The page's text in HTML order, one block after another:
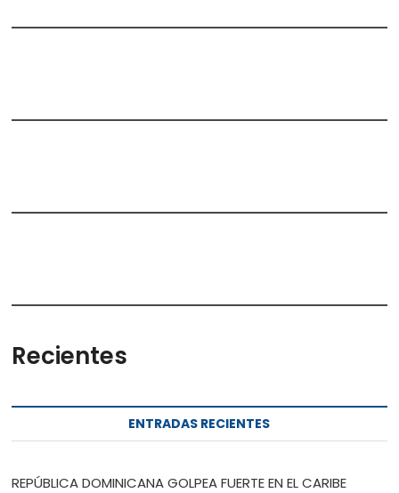
Recientes
ENTRADAS RECIENTES
REPÚBLICA DOMINICANA GOLPEA FUERTE EN EL CARIBE